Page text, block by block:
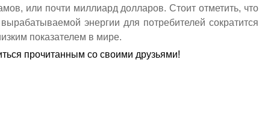
или почти миллиард долларов. Стоит отметить, что
энергии для потребителей сократится
показателем в мире.
прочитанным со своими друзьями!